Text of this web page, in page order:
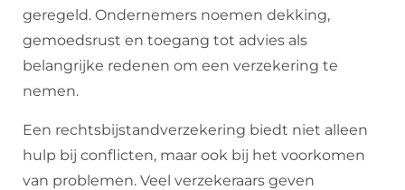
geregeld. Ondernemers noemen dekking,
gemoedsrust en toegang tot advies als
belangrijke redenen om een verzekering te
nemen.
Een rechtsbijstandverzekering biedt niet alleen
hulp bij conflicten, maar ook bij het voorkomen
van problemen. Veel verzekeraars geven